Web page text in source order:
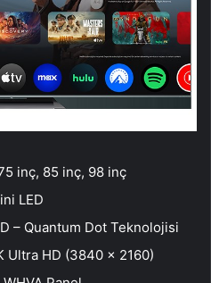
inç, 85 inç, 98 inç
LED
– Quantum Dot Teknolojisi
Ultra HD (3840 x 2160)